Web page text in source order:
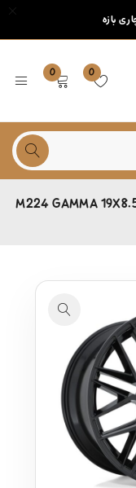
بازه
0
0
M224 GAMMA